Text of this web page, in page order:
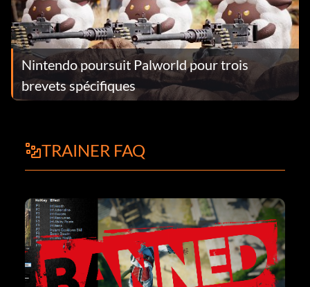
Nintendo poursuit Palworld pour trois
brevets spécifiques
TRAINER FAQ